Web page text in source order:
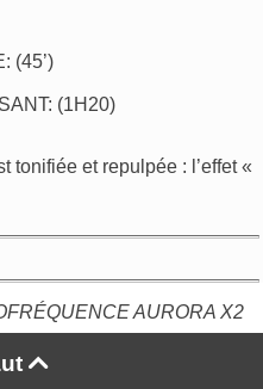
(45’)
(1H20)
tonifiée et repulpée : l’effet «
AURORA X2
